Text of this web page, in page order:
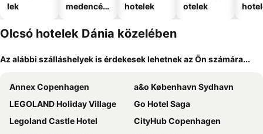
lek
medencév
hotelek
otelek
Olcsó hotelek Dánia közelében
Az alábbi szálláshelyek is érdekesek lehetnek az Ön számára...
Annex Copenhagen
a&o København Sydhavn
LEGOLAND Holiday Village
Go Hotel Saga
Legoland Castle Hotel
CityHub Copenhagen